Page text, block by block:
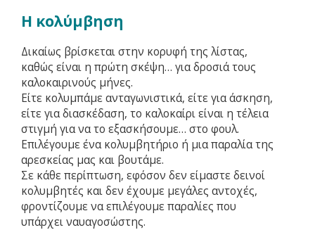
Η κολύμβηση
Δικαίως βρίσκεται στην κορυφή της λίστας,
καθώς είναι η πρώτη σκέψη… για δροσιά τους
καλοκαιρινούς μήνες.
Είτε κολυμπάμε ανταγωνιστικά, είτε για άσκηση,
είτε για διασκέδαση, το καλοκαίρι είναι η τέλεια
στιγμή για να το εξασκήσουμε… στο φουλ.
Επιλέγουμε ένα κολυμβητήριο ή μια παραλία της
αρεσκείας μας και βουτάμε.
Σε κάθε περίπτωση, εφόσον δεν είμαστε δεινοί
κολυμβητές και δεν έχουμε μεγάλες αντοχές,
φροντίζουμε να επιλέγουμε παραλίες που
υπάρχει ναυαγοσώστης.